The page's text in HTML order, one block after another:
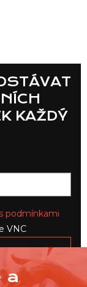
KAŽDÝ
podmínkami
VNC
a